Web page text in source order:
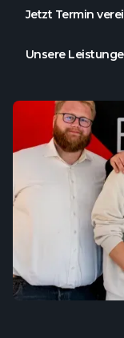
Jetzt Termin
Unsere